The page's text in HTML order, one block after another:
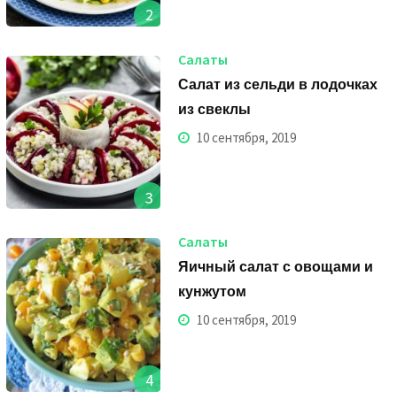
2
3
Салаты
Салат из сельди в лодочках
из свеклы
10 сентября, 2019
4
Салаты
Яичный салат с овощами и
кунжутом
10 сентября, 2019